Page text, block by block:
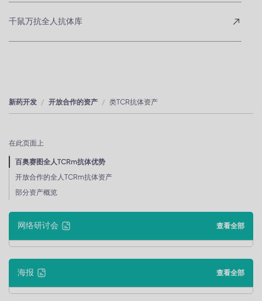
千鼠万抗全人抗体库
新药开发 开放合作的资产 类TCR抗体资产
在此页面上
百奥赛图全人TCRm抗体优势
开放合作的全人TCRm抗体资产
部分资产概览
网络研讨会 查看全部
海报 查看全部